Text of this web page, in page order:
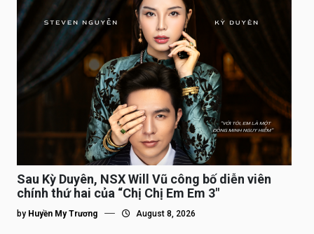
Sau Kỳ Duyên, NSX Will Vũ công bố diễn viên
chính thứ hai của “Chị Chị Em Em 3″
by Huyền My Trương August 8, 2026